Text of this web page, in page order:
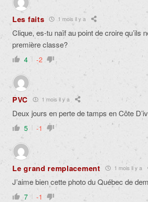
Les faits 1 mois il y a
Clique, es-tu naïf au point de croire qu’ils
première classe?
4 -2
PVC 1 mois il y a
Deux jours en perte de tamps en Côte
5 -1
Le grand remplacement 1 mois il y a
J’aime bien cette photo du Québec de
7 -1